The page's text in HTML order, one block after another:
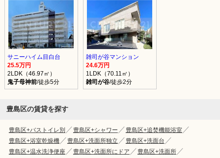
サニーハイム目白台
25.5万円
2LDK（46.97㎡）
鬼子母神前/徒歩5分
雑司が谷マンション
24.6万円
1LDK（70.11㎡）
雑司が谷/徒歩2分
豊島区の賃貸を探す
豊島区+バストイレ別 豊島区+シャワー
豊島区+追焚機能浴室
豊島区+浴室乾燥機
豊島区+洗面所独立
豊島区+洗面台
豊島区+温水洗浄便座
豊島区+洗面所にドア
豊島区+洗面所